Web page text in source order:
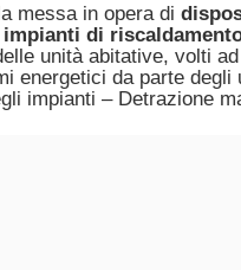
messa in opera di
di
unità abitative, volti
energetici da parte degli
impianti – Detrazione